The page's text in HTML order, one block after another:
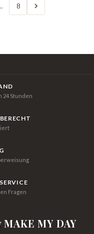
8
24 Stunden
Fragen
MY DAY